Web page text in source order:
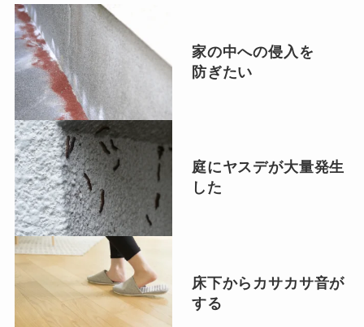
家の中への侵入を
防ぎたい
庭にヤスデが大量発生
した
床下からカサカサ音が
する